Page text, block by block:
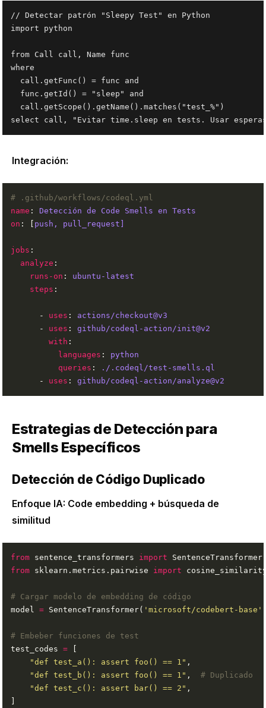
// Detectar patrón "Sleepy Test" en Python
import python
from Call call, Name func
where
  call.getFunc() = func and
  func.getId() = "sleep" and
  call.getScope().getName().matches("test_%")
Integración:
# .github/workflows/codeql.yml
name : Detección de Code Smells en Tests
on : [ push, pull_request]
jobs
analyze
runs-on : ubuntu-latest
steps
      -
uses : actions/checkout@v3
      -
uses : github/codeql-action/init@v2
with
languages : python
queries :
./.codeql/test-smells.ql
      -
uses : github/codeql-action/analyze@v2
Estrategias de Detección para
Smells Específicos
Detección de Código Duplicado
Enfoque IA: Code embedding + búsqueda de
similitud
from sentence_transformers import
from sklearn.metrics.pairwise import
# Cargar modelo de embedding de código
model = SentenceTransformer( 'microsoft/codebert-base'
# Embeber funciones de test
test_codes =
"def test_a(): assert foo() == 1"
"def test_b(): assert foo() == 1" , # Duplicado
"def test_c(): assert bar() == 2"